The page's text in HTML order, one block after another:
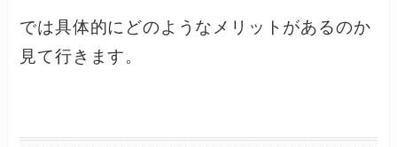
では具体的にどのようなメリットがあるのか
見て行きます。